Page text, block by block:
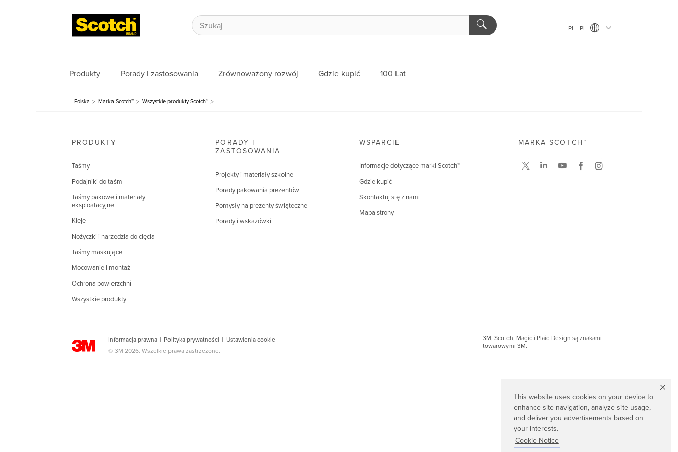
This website uses cookies on your device to
enhance site navigation, analyze site usage,
and deliver you advertisements based on
your interests.
Cookie Notice
PL - PL
Produkty Porady i zastosowania Zrównoważony rozwój Gdzie kupić 100 Lat
Polska Marka Scotch™ Wszystkie produkty Scotch™
PRODUKTY
Taśmy
Podajniki do taśm
Taśmy pakowe i materiały
eksploatacyjne
Kleje
Nożyczki i narzędzia do cięcia
Taśmy maskujące
Mocowanie i montaż
Ochrona powierzchni
Wszystkie produkty
PORADY I
ZASTOSOWANIA
Projekty i materiały szkolne
Porady pakowania prezentów
Pomysły na prezenty świąteczne
Porady i wskazówki
WSPARCIE
Informacje dotyczące marki Scotch™
Gdzie kupić
Skontaktuj się z nami
Mapa strony
Informacja prawna | Polityka prywatności | Ustawienia cookie
© 3M 2026. Wszelkie prawa zastrzeżone.
MARKA SCOTCH™
3M, Scotch, Magic i Plaid Design są znakami
towarowymi 3M.